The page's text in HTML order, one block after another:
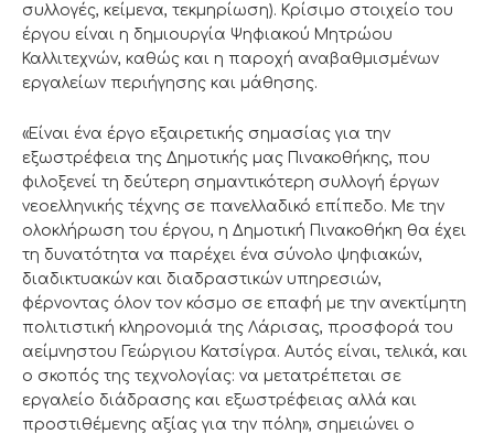
συλλογές, κείμενα, τεκμηρίωση). Κρίσιμο στοιχείο του
έργου είναι η δημιουργία Ψηφιακού Μητρώου
Καλλιτεχνών, καθώς και η παροχή αναβαθμισμένων
εργαλείων περιήγησης και μάθησης.
«Είναι ένα έργο εξαιρετικής σημασίας για την
εξωστρέφεια της Δημοτικής μας Πινακοθήκης, που
φιλοξενεί τη δεύτερη σημαντικότερη συλλογή έργων
νεοελληνικής τέχνης σε πανελλαδικό επίπεδο. Με την
ολοκλήρωση του έργου, η Δημοτική Πινακοθήκη θα έχει
τη δυνατότητα να παρέχει ένα σύνολο ψηφιακών,
διαδικτυακών και διαδραστικών υπηρεσιών,
φέρνοντας όλον τον κόσμο σε επαφή με την ανεκτίμητη
πολιτιστική κληρονομιά της Λάρισας, προσφορά του
αείμνηστου Γεώργιου Κατσίγρα. Αυτός είναι, τελικά, και
ο σκοπός της τεχνολογίας: να μετατρέπεται σε
εργαλείο διάδρασης και εξωστρέφειας αλλά και
προστιθέμενης αξίας για την πόλη», σημειώνει ο